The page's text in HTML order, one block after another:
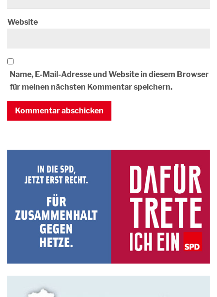
Website
Name, E-Mail-Adresse und Website in diesem Browser
für meinen nächsten Kommentar speichern.